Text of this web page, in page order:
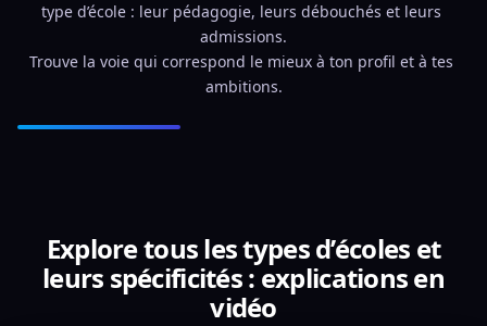
type d’école : leur pédagogie, leurs débouchés et leurs
admissions.
Trouve la voie qui correspond le mieux à ton profil et à tes
ambitions.
Explore tous les types d’écoles et
leurs spécificités : explications en
vidéo